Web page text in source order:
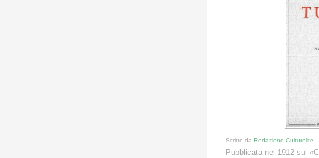
Scritto daRedazione Culturelite
Pubblicata nel 1912 sul